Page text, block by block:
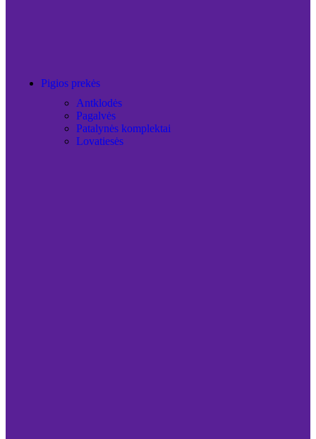
Pigios prekės
Antklodės
Pagalvės
Patalynės komplektai
Lovatiesės